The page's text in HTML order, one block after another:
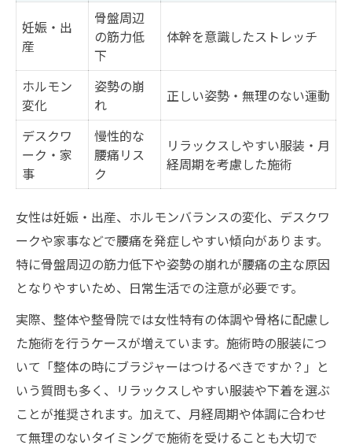
妊娠・出
産
骨盤周辺
の筋力低
下
体幹を意識したストレッチ
ホルモン
変化
姿勢の崩
れ
正しい姿勢・無理のない運動
デスクワ
ーク・家
事
慢性的な
腰痛リス
ク
リラックスしやすい服装・月
経周期を考慮した施術
女性は妊娠・出産、ホルモンバランスの変化、デスクワ
ークや家事などで腰痛を発症しやすい傾向があります。
特に骨盤周辺の筋力低下や姿勢の崩れが腰痛の主な原因
となりやすいため、日常生活での注意が必要です。
実際、整体や整骨院では女性特有の体調や骨格に配慮し
た施術を行うケースが増えています。施術時の服装につ
いて「整体の時にブラジャーはつけるべきですか？」と
いう質問も多く、リラックスしやすい服装や下着を選ぶ
ことが推奨されます。加えて、月経周期や体調に合わせ
て無理のないタイミングで施術を受けることも大切で